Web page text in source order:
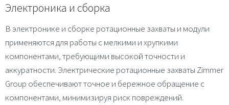
Электроника и сборка
В электронике и сборке ротационные захваты и модули
применяются для работы с мелкими и хрупкими
компонентами, требующими высокой точности и
аккуратности. Электрические ротационные захваты Zimmer
Group обеспечивают точное и бережное обращение с
компонентами, минимизируя риск повреждений.